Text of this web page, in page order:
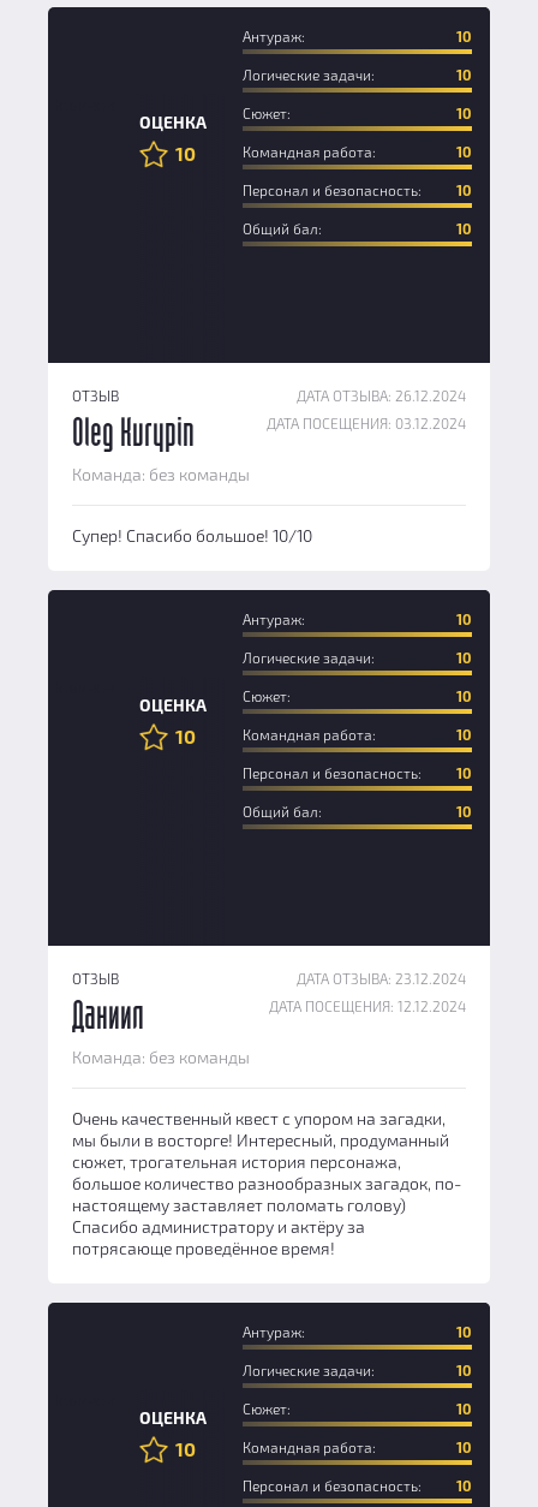
ОЦЕНКА
10
Антураж: 10
Логические задачи: 10
Сюжет: 10
Командная работа: 10
Персонал и безопасность: 10
Общий бал: 10
ОТЗЫВ
ДАТА ОТЗЫВА: 26.12.2024
ДАТА ПОСЕЩЕНИЯ: 03.12.2024
Oleg Kurypin
Команда: без команды
Супер! Спасибо большое! 10/10
ОЦЕНКА
10
Антураж: 10
Логические задачи: 10
Сюжет: 10
Командная работа: 10
Персонал и безопасность: 10
Общий бал: 10
ОТЗЫВ
ДАТА ОТЗЫВА: 23.12.2024
ДАТА ПОСЕЩЕНИЯ: 12.12.2024
Даниил
Команда: без команды
Очень качественный квест с упором на загадки,
мы были в восторге! Интересный, продуманный
сюжет, трогательная история персонажа,
большое количество разнообразных загадок, по-
настоящему заставляет поломать голову)
Спасибо администратору и актёру за
потрясающе проведённое время!
ОЦЕНКА
10
Антураж: 10
Логические задачи: 10
Сюжет: 10
Командная работа: 10
Персонал и безопасность: 10